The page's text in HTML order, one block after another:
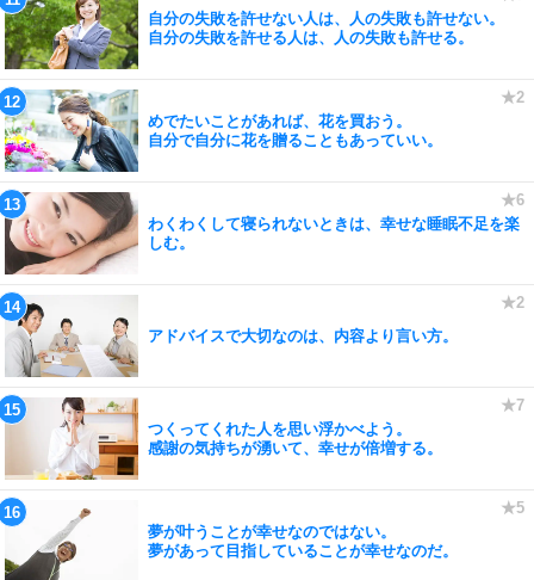
自分の失敗を許せない人は、人の失敗も許せない。
自分の失敗を許せる人は、人の失敗も許せる。
めでたいことがあれば、花を買おう。
自分で自分に花を贈ることもあっていい。
わくわくして寝られないときは、幸せな睡眠不足を楽
しむ。
アドバイスで大切なのは、内容より言い方。
つくってくれた人を思い浮かべよう。
感謝の気持ちが湧いて、幸せが倍増する。
夢が叶うことが幸せなのではない。
夢があって目指していることが幸せなのだ。